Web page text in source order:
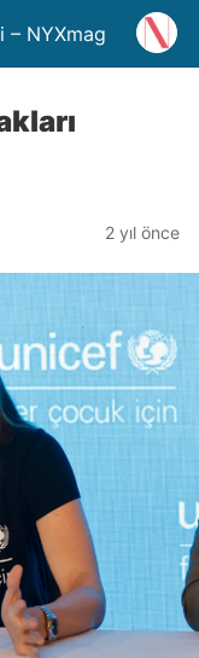
– NYXmag
2 yıl önce